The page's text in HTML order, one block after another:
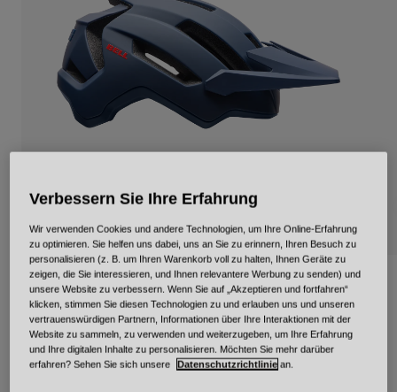
Adventure
Retro
Ersatzteile
Urban
BMX
Ersatzteile
Alle Artikel anzeigen
4Forty Air Mips Solid
Artikelnr.39280
164,99 €
Verbessern Sie Ihre Erfahrung
Wir verwenden Cookies und andere Technologien, um Ihre Online-Erfahrung
zu optimieren. Sie helfen uns dabei, uns an Sie zu erinnern, Ihren Besuch zu
personalisieren (z. B. um Ihren Warenkorb voll zu halten, Ihnen Geräte zu
zeigen, die Sie interessieren, und Ihnen relevantere Werbung zu senden) und
unsere Website zu verbessern. Wenn Sie auf „Akzeptieren und fortfahren“
klicken, stimmen Sie diesen Technologien zu und erlauben uns und unseren
vertrauenswürdigen Partnern, Informationen über Ihre Interaktionen mit der
Website zu sammeln, zu verwenden und weiterzugeben, um Ihre Erfahrung
und Ihre digitalen Inhalte zu personalisieren. Möchten Sie mehr darüber
erfahren? Sehen Sie sich unsere
Datenschutzrichtlinie an.